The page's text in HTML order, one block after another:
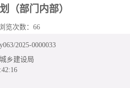
（部门内部）
览次数： 66
2025-0000033
乡建设局